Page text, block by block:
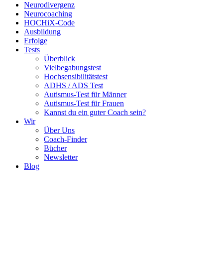
Neurodivergenz
Neurocoaching
HOCHiX-Code
Ausbildung
Erfolge
Tests
Überblick
Vielbegabungstest
Hochsensibilitätstest
ADHS / ADS Test
Autismus-Test für Männer
Autismus-Test für Frauen
Kannst du ein guter Coach sein?
Wir
Über Uns
Coach-Finder
Bücher
Newsletter
Blog